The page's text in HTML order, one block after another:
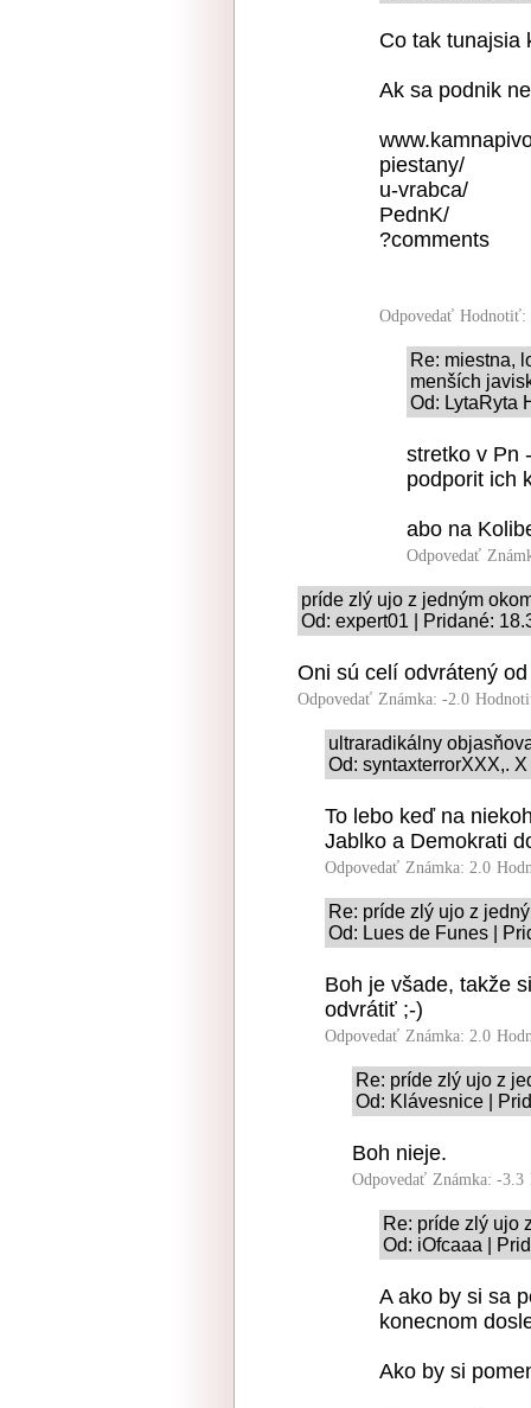
Co tak tunajsia
Ak sa podnik
piestany/
u-vrabca/
PednK/
?comments
Odpovedať Hodnotiť:
Re: miestna,
menších
Od: LytaRyta
stretko v Pn
podporit ich
abo na
Odpovedať
príde zlý ujo z jedným
Od: expert01 | Pridané:
Oni sú celí odvrátený
Odpovedať Známka: -2.0
ultraradikálny
Od: syntaxterrorXXX,.
To lebo keď na
Jablko a Demokrati
Odpovedať Známka: 2.0
Re: príde zlý ujo z
Od: Lues de Funes |
Boh je všade, takže
odvrátiť ;-)
Odpovedať Známka: 2.0
Re: príde zlý ujo z
Od: Klávesnice |
Boh nieje.
Odpovedať Známka: -3.3
Re: príde zlý ujo
Od: iOfcaaa |
A ako by si sa
konecnom
Ako by si